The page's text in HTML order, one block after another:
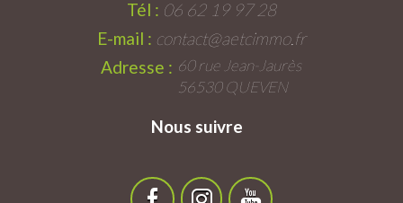
Tél : 06 62 19 97 28
E-mail : contact@aetcimmo.fr
Adresse : 60 rue Jean-Jaurès
56530 QUEVEN
Nous suivre